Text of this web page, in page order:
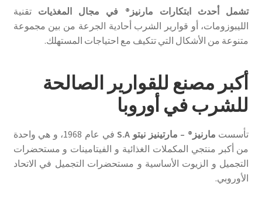
تشمل أحدث ابتكارات مارنيز® في مجال المغذيات تقنية
الليبوزومات، أو قوارير الشرب أحادية الجرعة من بين مجموعة
متنوعة من الأشكال التي تتكيف مع احتياجات المستهلك.
أكبر مصنع للقوارير الصالحة
للشرب في أوروبا
تأسست مارنيز® – مارتينيز نيتو S.A
في عام 1968، و هي واحدة
من أكبر منتجي المكملات الغذائية و الفيتامينات و مستحضرات
التجميل و الزيوت الأساسية و مستحضرات التجميل في الاتحاد
الأوروبي.